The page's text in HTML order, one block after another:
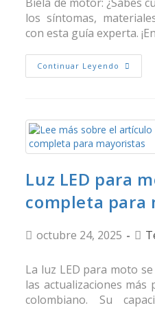
los síntomas,
con esta guía experta.
Continuar Leyendo
Luz LED para
completa para
octubre 24, 2025
La luz LED para moto
las actualizaciones más
colombiano. Su